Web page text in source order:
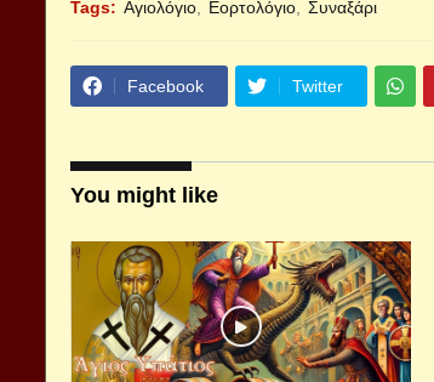
Tags: Αγιολόγιο Εορτολόγιο Συναξάρι
Facebook Twitter
You might like